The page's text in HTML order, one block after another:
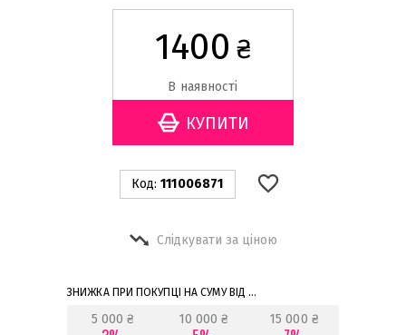
1400 ₴
В наявності
Код: 111006871
Слідкувати за ціною
ЗНИЖКА ПРИ ПОКУПЦІ НА СУМУ ВІД ...
5 000 ₴ 10 000 ₴ 15 000 ₴